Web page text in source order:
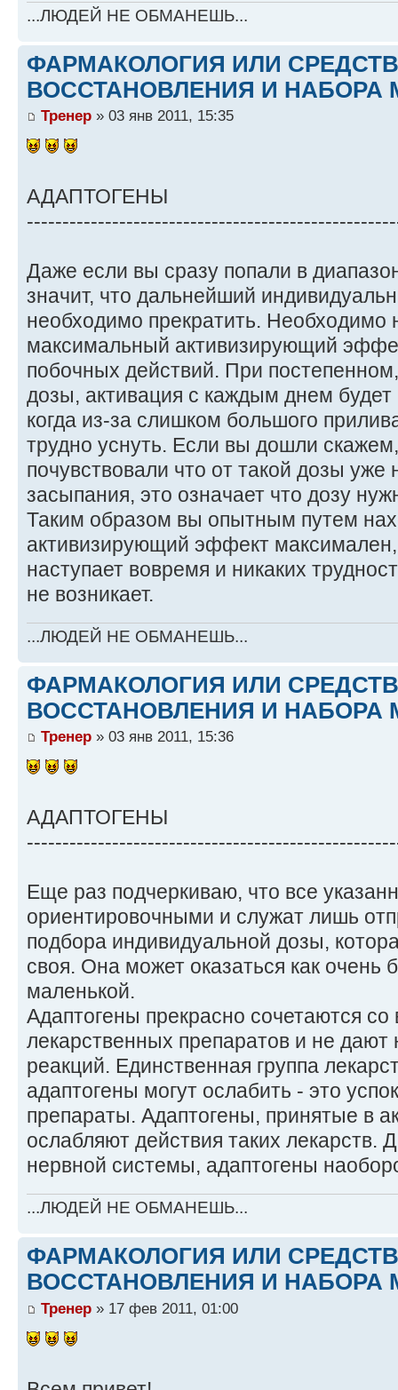
...ЛЮДЕЙ НЕ ОБМАНЕШЬ...
ФАРМАКОЛОГИЯ ИЛИ
ВОССТАНОВЛЕНИЯ И НАБОРА
Тренер » 03 янв 2011, 15:35
АДАПТОГЕНЫ
Даже если вы сразу попали в
значит, что дальнейший
необходимо прекратить.
максимальный активизирующий
побочных действий. При
дозы, активация с каждым днем будет
когда из-за слишком большого
трудно уснуть. Если вы дошли
почувствовали что от такой дозы уже
засыпания, это означает что дозу
Таким образом вы опытным путем
активизирующий эффект
наступает вовремя и никаких
не возникает.
...ЛЮДЕЙ НЕ ОБМАНЕШЬ...
ФАРМАКОЛОГИЯ ИЛИ
ВОССТАНОВЛЕНИЯ И НАБОРА
Тренер » 03 янв 2011, 15:36
АДАПТОГЕНЫ
Еще раз подчеркиваю, что все
ориентировочными и служат лишь
подбора индивидуальной дозы,
своя. Она может оказаться как очень
маленькой.
Адаптогены прекрасно сочетаются
лекарственных препаратов и не дают
реакций. Единственная группа
адаптогены могут ослабить - это
препараты. Адаптогены, принятые в
ослабляют действия таких лекарств.
нервной системы, адаптогены
...ЛЮДЕЙ НЕ ОБМАНЕШЬ...
ФАРМАКОЛОГИЯ ИЛИ
ВОССТАНОВЛЕНИЯ И НАБОРА
Тренер » 17 фев 2011, 01:00